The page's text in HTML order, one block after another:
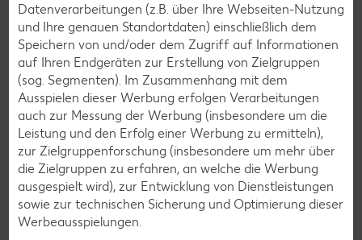
Fleisch-Rezepte
Fisch-Rezepte
Geflügel-Rezepte
Lamm-Rezepte
Grill-Rezepte
Muffin-Rezepte
Apfelkuchen-Rezepte
Schokokuchen-Rezepte
Datenverarbeitungen (z.B. über Ihre Webseiten-Nutzung
und Ihre genauen Standortdaten) einschließlich dem
Speichern von und/oder dem Zugriff auf Informationen
auf Ihren Endgeräten zur Erstellung von Zielgruppen
(sog. Segmenten). Im Zusammenhang mit dem
Ausspielen dieser Werbung erfolgen Verarbeitungen
auch zur Messung der Werbung (insbesondere um die
Leistung und den Erfolg einer Werbung zu ermitteln),
zur Zielgruppenforschung (insbesondere um mehr über
die Zielgruppen zu erfahren, an welche die Werbung
ausgespielt wird), zur Entwicklung von Dienstleistungen
sowie zur technischen Sicherung und Optimierung dieser
Werbeausspielungen.